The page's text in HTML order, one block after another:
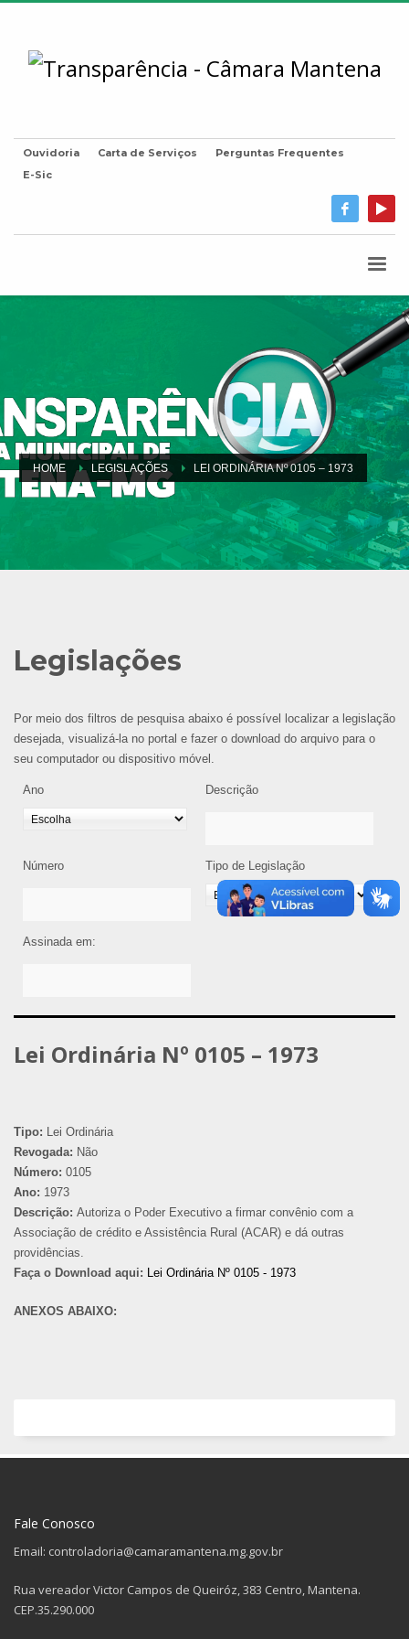
Ouvidoria Carta de Serviços
Perguntas Frequentes
E-Sic
HOME LEGISLAÇÕES LEI ORDINÁRIA Nº 0105 – 1973
Legislações
Por meio dos filtros de pesquisa abaixo é possível localizar a legislação
desejada, visualizá-la no portal e fazer o download do arquivo para o
seu computador ou dispositivo móvel.
Ano Descrição
Número Tipo de Legislação
Assinada em:
Lei Ordinária Nº 0105 – 1973
Tipo: Lei Ordinária
Revogada: Não
Número: 0105
Ano: 1973
Descrição: Autoriza o Poder Executivo a firmar convênio com a
Associação de crédito e Assistência Rural (ACAR) e dá outras
providências.
Faça o Download aqui: Lei Ordinária Nº 0105 - 1973
ANEXOS ABAIXO:
Fale Conosco
Email: controladoria@camaramantena.mg.gov.br
Rua vereador Victor Campos de Queiróz, 383 Centro, Mantena.
CEP.35.290.000